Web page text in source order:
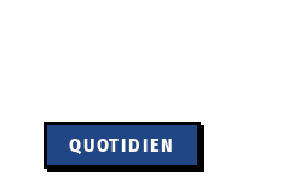
QUOTIDIEN